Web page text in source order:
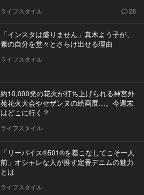
ライフスタイル 26
「インスタは盛りません」真木よう子が、
素の自分を堂々とさらけ出せる理由
ライフスタイル
約10,000発の花火が打ち上げられる神宮外
苑花火大会やセザンヌの絵画展…。今週末
はどこに行く？
ライフスタイル
「リーバイス®501®を着こなしてこそ一人
前」オシャレな人が推す定番デニムの魅力
とは
ライフスタイル